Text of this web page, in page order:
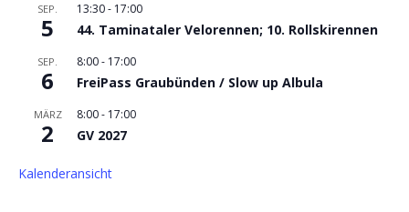
SEP.
5
13:30- 17:00
44. Taminataler Velorennen; 10. Rollskirennen
SEP.
6
8:00- 17:00
FreiPass Graubünden / Slow up Albula
MÄRZ
2
8:00- 17:00
GV 2027
Kalenderansicht